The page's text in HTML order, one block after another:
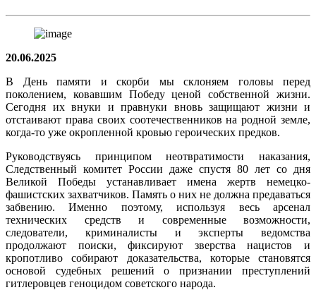
20.06.2025
В День памяти и скорби мы склоняем головы перед
поколением, ковавшим Победу ценой собственной жизни.
Сегодня их внуки и правнуки вновь защищают жизни и
отстаивают права своих соотечественников на родной земле,
когда-то уже окропленной кровью героических предков.
Руководствуясь принципом неотвратимости наказания,
Следственный комитет России даже спустя 80 лет со дня
Великой Победы устанавливает имена жертв немецко-
фашистских захватчиков. Память о них не должна предаваться
забвению. Именно поэтому, используя весь арсенал
технических средств и современные возможности,
следователи, криминалисты и эксперты ведомства
продолжают поиски, фиксируют зверства нацистов и
кропотливо собирают доказательства, которые становятся
основой судебных решений о признании преступлений
гитлеровцев геноцидом советского народа.